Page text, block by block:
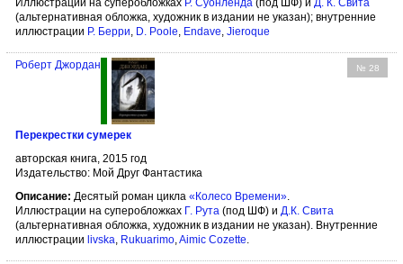
Иллюстрации на суперобложках Р. Суонленда (под ШФ) и Д. К. Свита
(альтернативная обложка, художник в издании не указан); внутренние
иллюстрации Р. Берри, D. Poole, Endave, Jieroque
№ 28
Роберт Джордан
Перекрестки сумерек
авторская книга, 2015 год
Издательство: Мой Друг Фантастика
Описание: Десятый роман цикла «Колесо Времени».
Иллюстрации на суперобложках Г. Рута (под ШФ) и Д.К. Свита
(альтернативная обложка, художник в издании не указан). Внутренние
иллюстрации livska, Rukuarimo,Aimic Cozette.